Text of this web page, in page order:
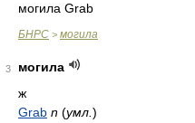
могила Grab
БНРС > могила
3
могила
ж
Grab n (умл. )